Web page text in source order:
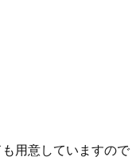
用意していますので